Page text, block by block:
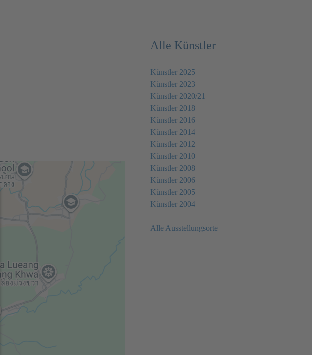
Alle Künstler
Künstler 2025
Künstler 2023
Künstler 2020/21
Künstler 2018
Künstler 2016
Künstler 2014
Künstler 2012
Künstler 2010
Künstler 2008
Künstler 2006
Künstler 2005
Künstler 2004
Alle Ausstellungsorte